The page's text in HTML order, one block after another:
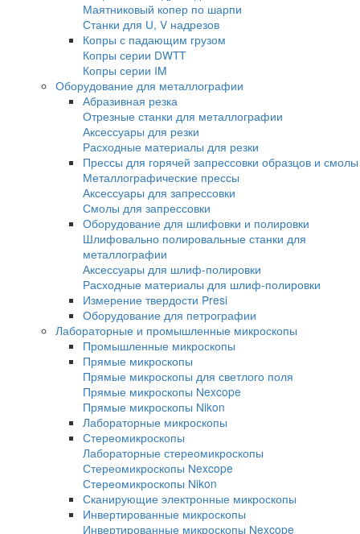
Машины для статических испытаний
Настольные испытательные машины
Разрывные машины
Разрывные машины для металла
Универсальные испытательные машины
Электромеханические испытательные
Сервогидравлические машины
Маятниковые копры
Копры по методу изода
Маятниковый копер по шарпи
Станки для U, V надрезов
Копры с падающим грузом
Копры серии DWTT
Копры серии IM
Оборудование для металлографии
Абразивная резка
Отрезные станки для металлографии
Аксессуары для резки
Расходные материалы для резки
Прессы для горячей запрессовки
Металлографические прессы
Аксессуары для запрессовки
Смолы для запрессовки
Оборудование для шлифовки и полировки
Шлифовально полировальные станки для
металлографии
Аксессуары для шлиф-полировки
Расходные материалы для шлиф-
Измерение твердости Presi
Оборудование для петрографии